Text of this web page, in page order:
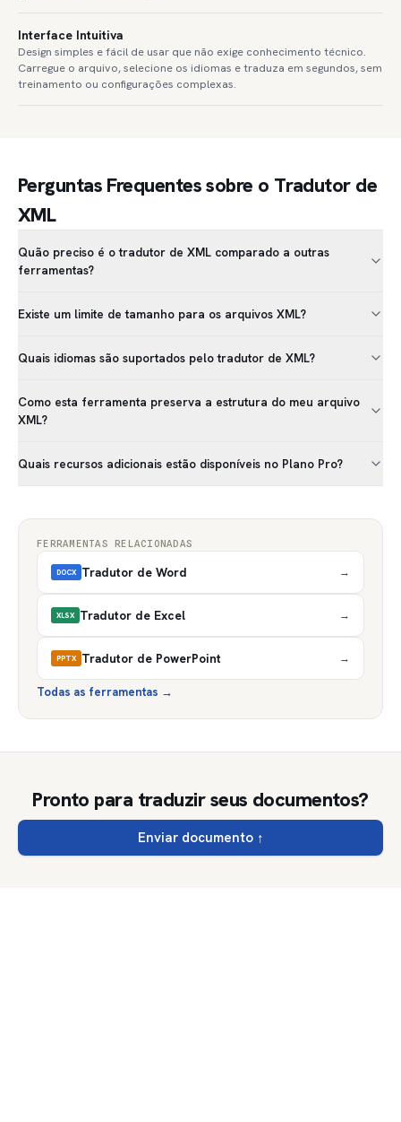
Interface Intuitiva
Design simples e fácil de usar que não exige conhecimento técnico.
Carregue o arquivo, selecione os idiomas e traduza em segundos, sem
treinamento ou configurações complexas.
Perguntas Frequentes sobre o Tradutor de
XML
Quão preciso é o tradutor de XML comparado a outras
ferramentas?
Existe um limite de tamanho para os arquivos XML?
Quais idiomas são suportados pelo tradutor de XML?
Como esta ferramenta preserva a estrutura do meu arquivo
XML?
Quais recursos adicionais estão disponíveis no Plano Pro?
FERRAMENTAS RELACIONADAS
DOCX Tradutor de Word →
XLSX Tradutor de Excel →
PPTX Tradutor de PowerPoint →
Todas as ferramentas →
Pronto para traduzir seus documentos?
Enviar documento↑